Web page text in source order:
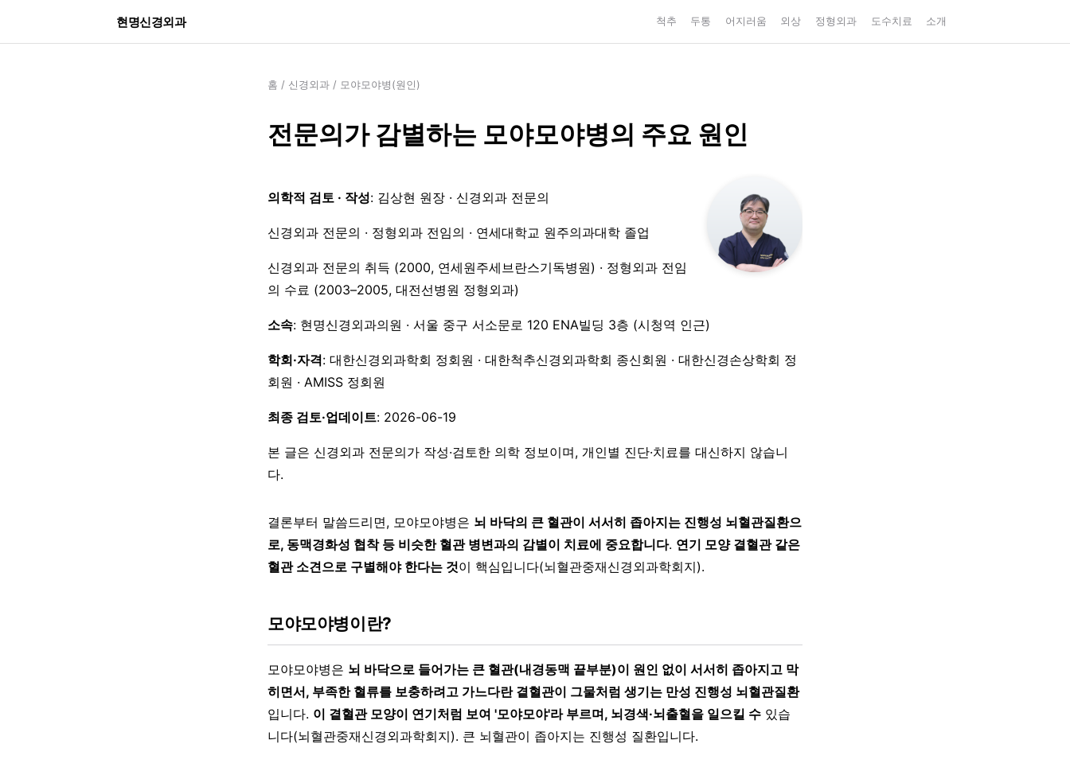
현명신경외과 척추 두통 어지러움 외상 정형외과 도수치료 소개
홈 / 신경외과 / 모야모야병(원인)
전문의가 감별하는 모야모야병의 주요 원인
의학적 검토 · 작성: 김상현 원장 · 신경외과 전문의
신경외과 전문의 · 정형외과 전임의 · 연세대학교 원주의과대학 졸업
신경외과 전문의 취득 (2000, 연세원주세브란스기독병원) · 정형외과 전임
의 수료 (2003–2005, 대전선병원 정형외과)
소속: 현명신경외과의원 · 서울 중구 서소문로 120 ENA빌딩 3층 (시청역 인근)
학회·자격: 대한신경외과학회 정회원 · 대한척추신경외과학회 종신회원 · 대한신경손상학회 정
회원 · AMISS 정회원
최종 검토·업데이트: 2026-06-19
본 글은 신경외과 전문의가 작성·검토한 의학 정보이며, 개인별 진단·치료를 대신하지 않습니
다.
결론부터 말씀드리면, 모야모야병은 뇌 바닥의 큰 혈관이 서서히 좁아지는 진행성 뇌혈관질환으
로, 동맥경화성 협착 등 비슷한 혈관 병변과의 감별이 치료에 중요합니다. 연기 모양 곁혈관 같은
혈관 소견으로 구별해야 한다는 것이 핵심입니다(뇌혈관중재신경외과학회지).
모야모야병이란?
모야모야병은 뇌 바닥으로 들어가는 큰 혈관(내경동맥 끝부분)이 원인 없이 서서히 좁아지고 막
히면서, 부족한 혈류를 보충하려고 가느다란 곁혈관이 그물처럼 생기는 만성 진행성 뇌혈관질환
입니다. 이 곁혈관 모양이 연기처럼 보여 '모야모야'라 부르며, 뇌경색·뇌출혈을 일으킬 수 있습
니다(뇌혈관중재신경외과학회지). 큰 뇌혈관이 좁아지는 진행성 질환입니다.